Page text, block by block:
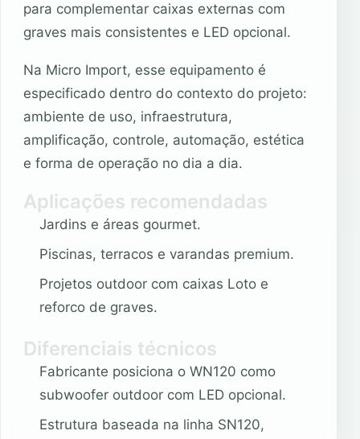
para complementar caixas externas com
graves mais consistentes e LED opcional.
Na Micro Import, esse equipamento é
especificado dentro do contexto do projeto:
ambiente de uso, infraestrutura,
amplificação, controle, automação, estética
e forma de operação no dia a dia.
Aplicações recomendadas
Jardins e áreas gourmet.
Piscinas, terracos e varandas premium.
Projetos outdoor com caixas Loto e
reforco de graves.
Diferenciais técnicos
Fabricante posiciona o WN120 como
subwoofer outdoor com LED opcional.
Estrutura baseada na linha SN120,